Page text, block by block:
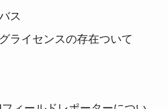
ス
ライセンスの存在ついて